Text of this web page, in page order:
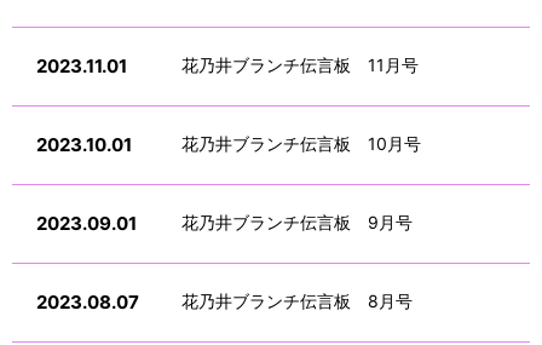
2023.11.01 花乃井ブランチ伝言板 11月号
2023.10.01 花乃井ブランチ伝言板 10月号
2023.09.01 花乃井ブランチ伝言板 9月号
2023.08.07 花乃井ブランチ伝言板 8月号